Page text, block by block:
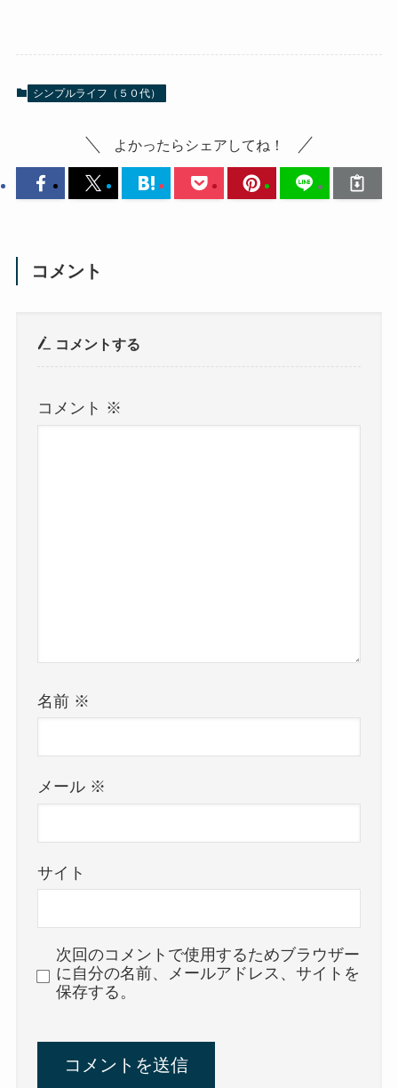
シンプルライフ（５０代）
よかったらシェアしてね！
コメント
コメントする
コメント ※
名前 ※
メール ※
サイト
次回のコメントで使用するためブラウザー
に自分の名前、メールアドレス、サイトを
保存する。